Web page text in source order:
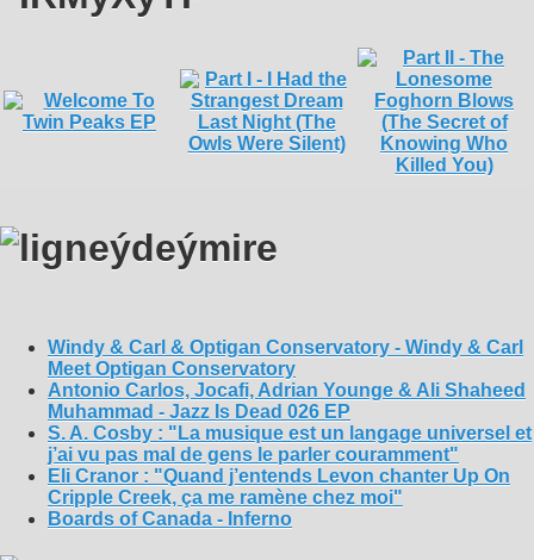
Windy & Carl & Optigan Conservatory - Windy & Carl
Meet Optigan Conservatory
Antonio Carlos, Jocafi, Adrian Younge & Ali Shaheed
Muhammad - Jazz Is Dead 026 EP
S. A. Cosby : "La musique est un langage universel et
j’ai vu pas mal de gens le parler couramment"
Eli Cranor : "Quand j’entends Levon chanter Up On
Cripple Creek, ça me ramène chez moi"
Boards of Canada - Inferno